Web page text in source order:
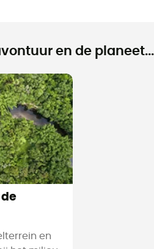
en de planeet...
en